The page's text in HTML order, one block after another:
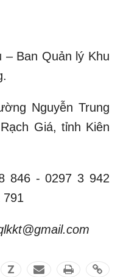
Ban Quản lý Khu
Nguyễn Trung
Giá, tỉnh Kiên
- 0297 3 942
Z